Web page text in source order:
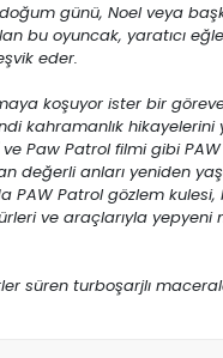
günü, Noel veya
bu oyuncak, yaratıcı
eder.
koşuyor ister bir göreve
kahramanlık
Paw Patrol filmi gibi
değerli anları yeniden
PAW Patrol gözlem kulesi,
ve araçlarıyla yepyeni
süren turboşarjlı